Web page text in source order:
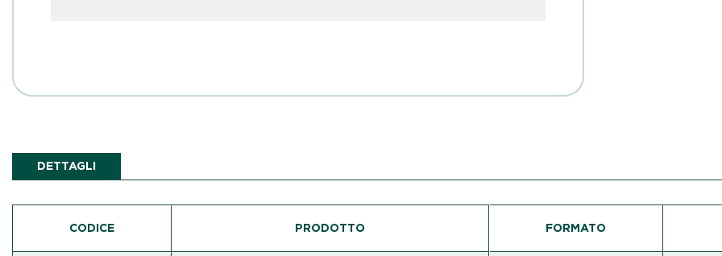
DETTAGLI
CODICE PRODOTTO FORMATO